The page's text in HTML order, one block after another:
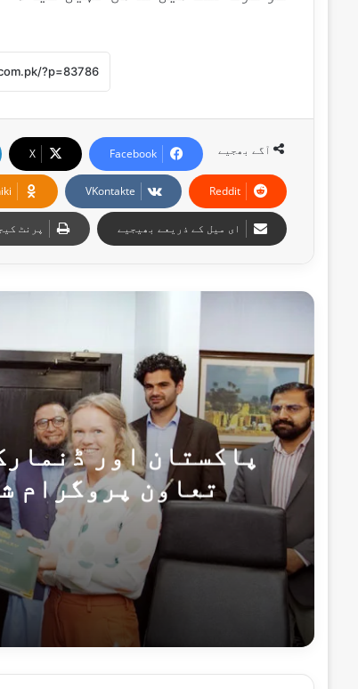
آگے بھجیے Facebook
X
Reddit
VKontakte
ای میل کے ذریعے بھیجیے پرنٹ
پاکستان اور
تعاون پروگرام